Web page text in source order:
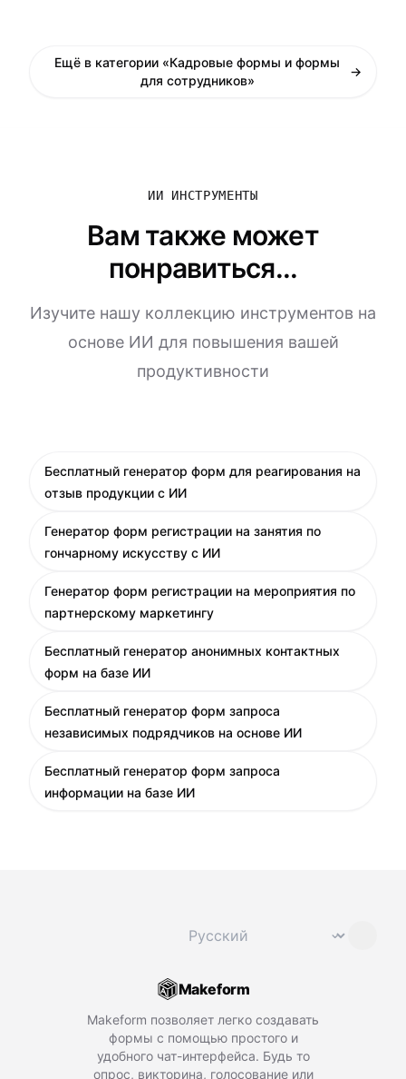
Ещё в категории «Кадровые формы и формы
для сотрудников»
→
ИИ ИНСТРУМЕНТЫ
Вам также может
понравиться...
Изучите нашу коллекцию инструментов на
основе ИИ для повышения вашей
продуктивности
Бесплатный генератор форм для реагирования на
отзыв продукции с ИИ
Генератор форм регистрации на занятия по
гончарному искусству с ИИ
Генератор форм регистрации на мероприятия по
партнерскому маркетингу
Бесплатный генератор анонимных контактных
форм на базе ИИ
Бесплатный генератор форм запроса
независимых подрядчиков на основе ИИ
Бесплатный генератор форм запроса
информации на базе ИИ
⌄
Makeform
Makeform позволяет легко создавать
формы с помощью простого и
удобного чат-интерфейса. Будь то
опрос, викторина, голосование или